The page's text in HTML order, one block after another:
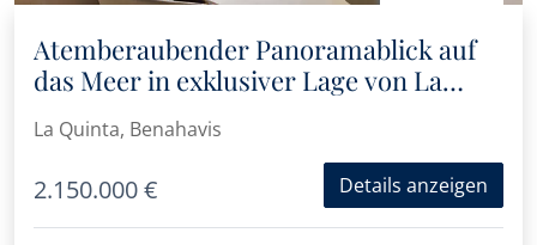
Atemberaubender Panoramablick auf
das Meer in exklusiver Lage von La
Quinta – luxuriöse Wohnung,
bezugsfertig
La Quinta, Benahavis
2.150.000 € Details anzeigen